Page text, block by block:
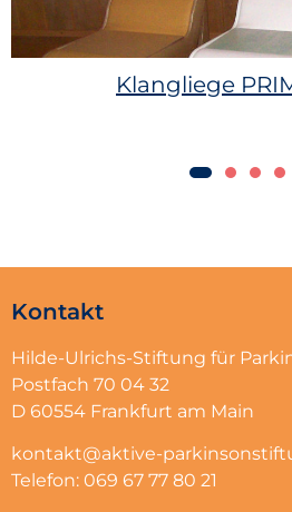
Klangliege
Kontakt
Hilde-Ulrichs-Stiftung für
Postfach 70 04 32
D 60554 Frankfurt am Main
kontakt@aktive-
Telefon: 069 67 77 80 21